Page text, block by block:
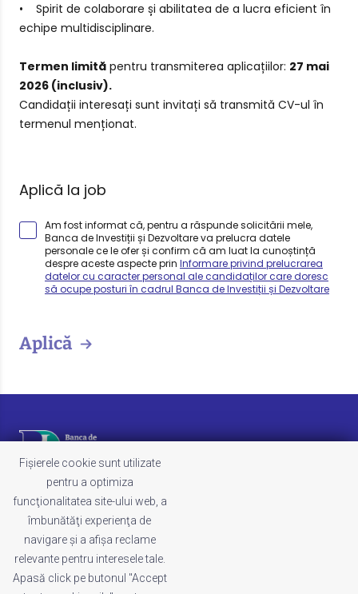
• Spirit de colaborare și abilitatea de a lucra eficient în
echipe multidisciplinare.
Termen limită pentru transmiterea aplicațiilor: 27 mai
2026 (inclusiv).
Candidații interesați sunt invitați să transmită CV-ul în
termenul menționat.
Aplică la job
Am fost informat că, pentru a răspunde solicitării mele,
Banca de Investiții și Dezvoltare va prelucra datele
personale ce le ofer și confirm că am luat la cunoștință
despre aceste aspecte prin Informare privind prelucrarea
datelor cu caracter personal ale candidaților care doresc
să ocupe posturi în cadrul Banca de Investiții și Dezvoltare
Aplică
LEGAL
Termeni și condiții
Politica de cookies
Politica de confidențialitate
Fișierele cookie sunt utilizate
pentru a optimiza
funcţionalitatea site-ului web, a
îmbunătăţi experienţa de
navigare şi a afişa reclame
relevante pentru interesele tale.
Apasă click pe butonul "Accept